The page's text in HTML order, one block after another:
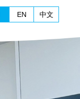
EN 中文